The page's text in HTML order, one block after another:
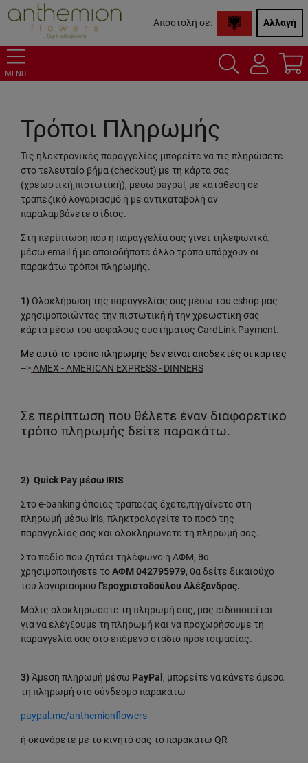
Αποστολή σε: Αλλαγή
MENU
Τρόποι Πληρωμής
Τις ηλεκτρονικές παραγγελίες μπορείτε να τις πληρώσετε
στο τελευταίο βήμα (checkout) με τη κάρτα σας
(χρεωστική,πιστωτική), μέσω paypal, με κατάθεση σε
τραπεζικό λογαριασμό ή με αντικαταβολή αν
παραλαμβάνετε ο ίδιος.
Στη περίπτωση που η παραγγελία σας γίνει τηλεφωνικά,
μέσω email ή με οποιοδήποτε άλλο τρόπο υπάρχουν οι
παρακάτω τρόποι πληρωμής.
1) Ολοκλήρωση της παραγγελίας σας μέσω του eshop μας
χρησιμοποιώντας την πιστωτική ή την χρεωστική σας
κάρτα μέσω του ασφαλούς συστήματος CardLink Payment.
Με αυτό το τρόπο πληρωμής δεν είναι αποδεκτές οι κάρτες
-->AMEX - AMERICAN EXPRESS - DINNERS
Σε περίπτωση που θέλετε έναν διαφορετικό
τρόπο πληρωμής δείτε παρακάτω.
2) Quick Pay μέσω IRIS
Στο e-banking όποιας τράπεζας έχετε,πηγαίνετε στη
πληρωμή μέσω iris, πληκτρολογείτε το ποσό της
παραγγελίας σας και ολοκληρώνετε τη πληρωμή σας.
Στο πεδίο που ζητάει τηλέφωνο ή ΑΦΜ, θα
χρησιμοποιήσετε τοΑΦΜ 042795979, θα δείτε δικαιούχο
του λογαριασμού Γεροχριστοδούλου Αλέξανδρος.
Μόλις ολοκληρώσετε τη πληρωμή σας, μας ειδοποιείται
για να ελέγξουμε τη πληρωμή και να προχωρήσουμε τη
παραγγελία σας στο επόμενο στάδιο προετοιμασίας.
3) Άμεση πληρωμή μέσω PayPal , μπορείτε να κάνετε άμεσα
τη πληρωμή στο σύνδεσμο παρακάτω
paypal.me/anthemionflowers
ή σκανάρετε με το κινητό σας το παρακάτω QR